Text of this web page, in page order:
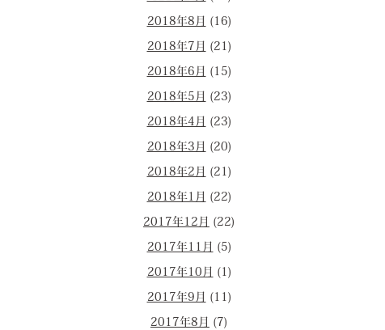
2018年8月 (16)
2018年7月 (21)
2018年6月 (15)
2018年5月 (23)
2018年4月 (23)
2018年3月 (20)
2018年2月 (21)
2018年1月 (22)
2017年12月 (22)
2017年11月 (5)
2017年10月 (1)
2017年9月 (11)
2017年8月 (7)